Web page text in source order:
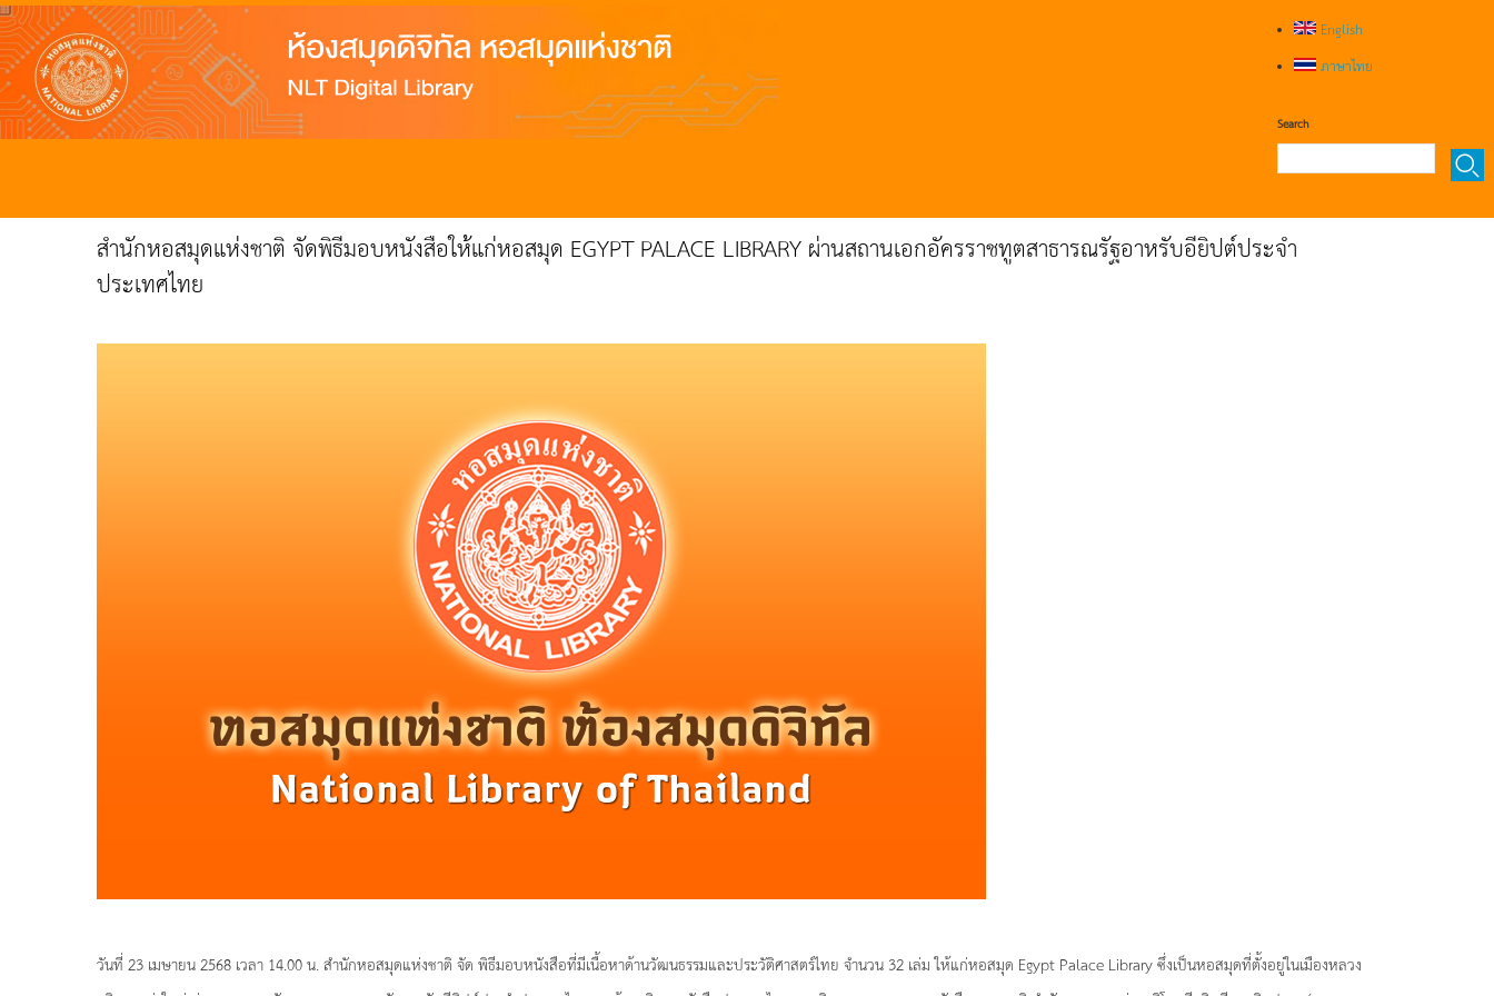
English
ภาษาไทย
Search
สำนักหอสมุดแห่งชาติ จัดพิธีมอบหนังสือให้แก่หอสมุด EGYPT PALACE LIBRARY ผ่านสถานเอกอัครราชทูตสาธารณรัฐอาหรับอียิปต์ประจำ
ประเทศไทย
วันที่ 23 เมษายน 2568 เวลา 14.00 น. สำนักหอสมุดแห่งชาติ จัด พิธีมอบหนังสือที่มีเนื้อหาด้านวัฒนธรรมและประวัติศาสตร์ไทย จำนวน 32 เล่ม ให้แก่หอสมุด Egypt Palace Library ซึ่งเป็นหอสมุดที่ตั้งอยู่ในเมืองหลวง